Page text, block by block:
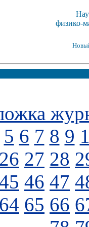
физико-
5 6 7 8 9
26 27 28
46 47
64 65 66